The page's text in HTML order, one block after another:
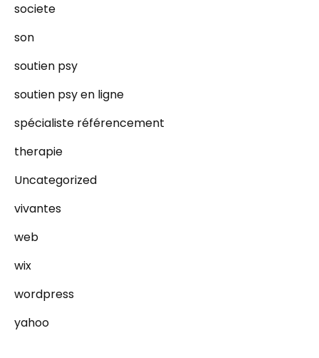
societe
son
soutien psy
soutien psy en ligne
spécialiste référencement
therapie
Uncategorized
vivantes
web
wix
wordpress
yahoo